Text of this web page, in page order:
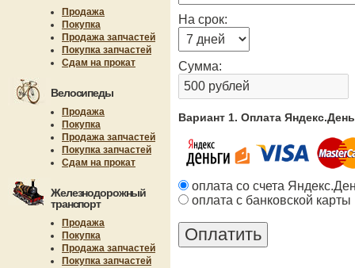
Продажа
Покупка
Продажа запчастей
Покупка запчастей
Сдам на прокат
Велосипеды
Продажа
Покупка
Продажа запчастей
Покупка запчастей
Сдам на прокат
Железнодорожный
транспорт
Продажа
Покупка
Продажа запчастей
Покупка запчастей
На срок:
Сумма:
Вариант 1. Оплата
оплата со счета
оплата с банковской карты